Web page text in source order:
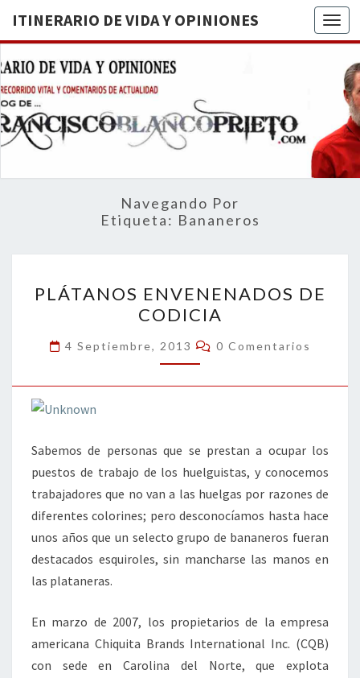
ITINERARIO DE VIDA Y OPINIONES
DE
BREVE
RECORRIDO
VITAL Y
ACTUALIDAD
Navegando Por
Etiqueta: Bananeros
ENVENENADOS
DE
CODICIA
PLÁTANOS ENVENENADOS DE
CODICIA
4 Septiembre, 2013 Comentarios
0 Comentarios
Sabemos de personas que se prestan a ocupar los
puestos de trabajo de los huelguistas, y conocemos
trabajadores que no van a las huelgas por razones de
diferentes colorines; pero desconocíamos hasta hace
unos años que un selecto grupo de bananeros fueran
destacados esquiroles, sin mancharse las manos en
las plataneras.
En marzo de 2007, los propietarios de la empresa
americana Chiquita Brands International Inc. (CQB)
con sede en Carolina del Norte, que explota